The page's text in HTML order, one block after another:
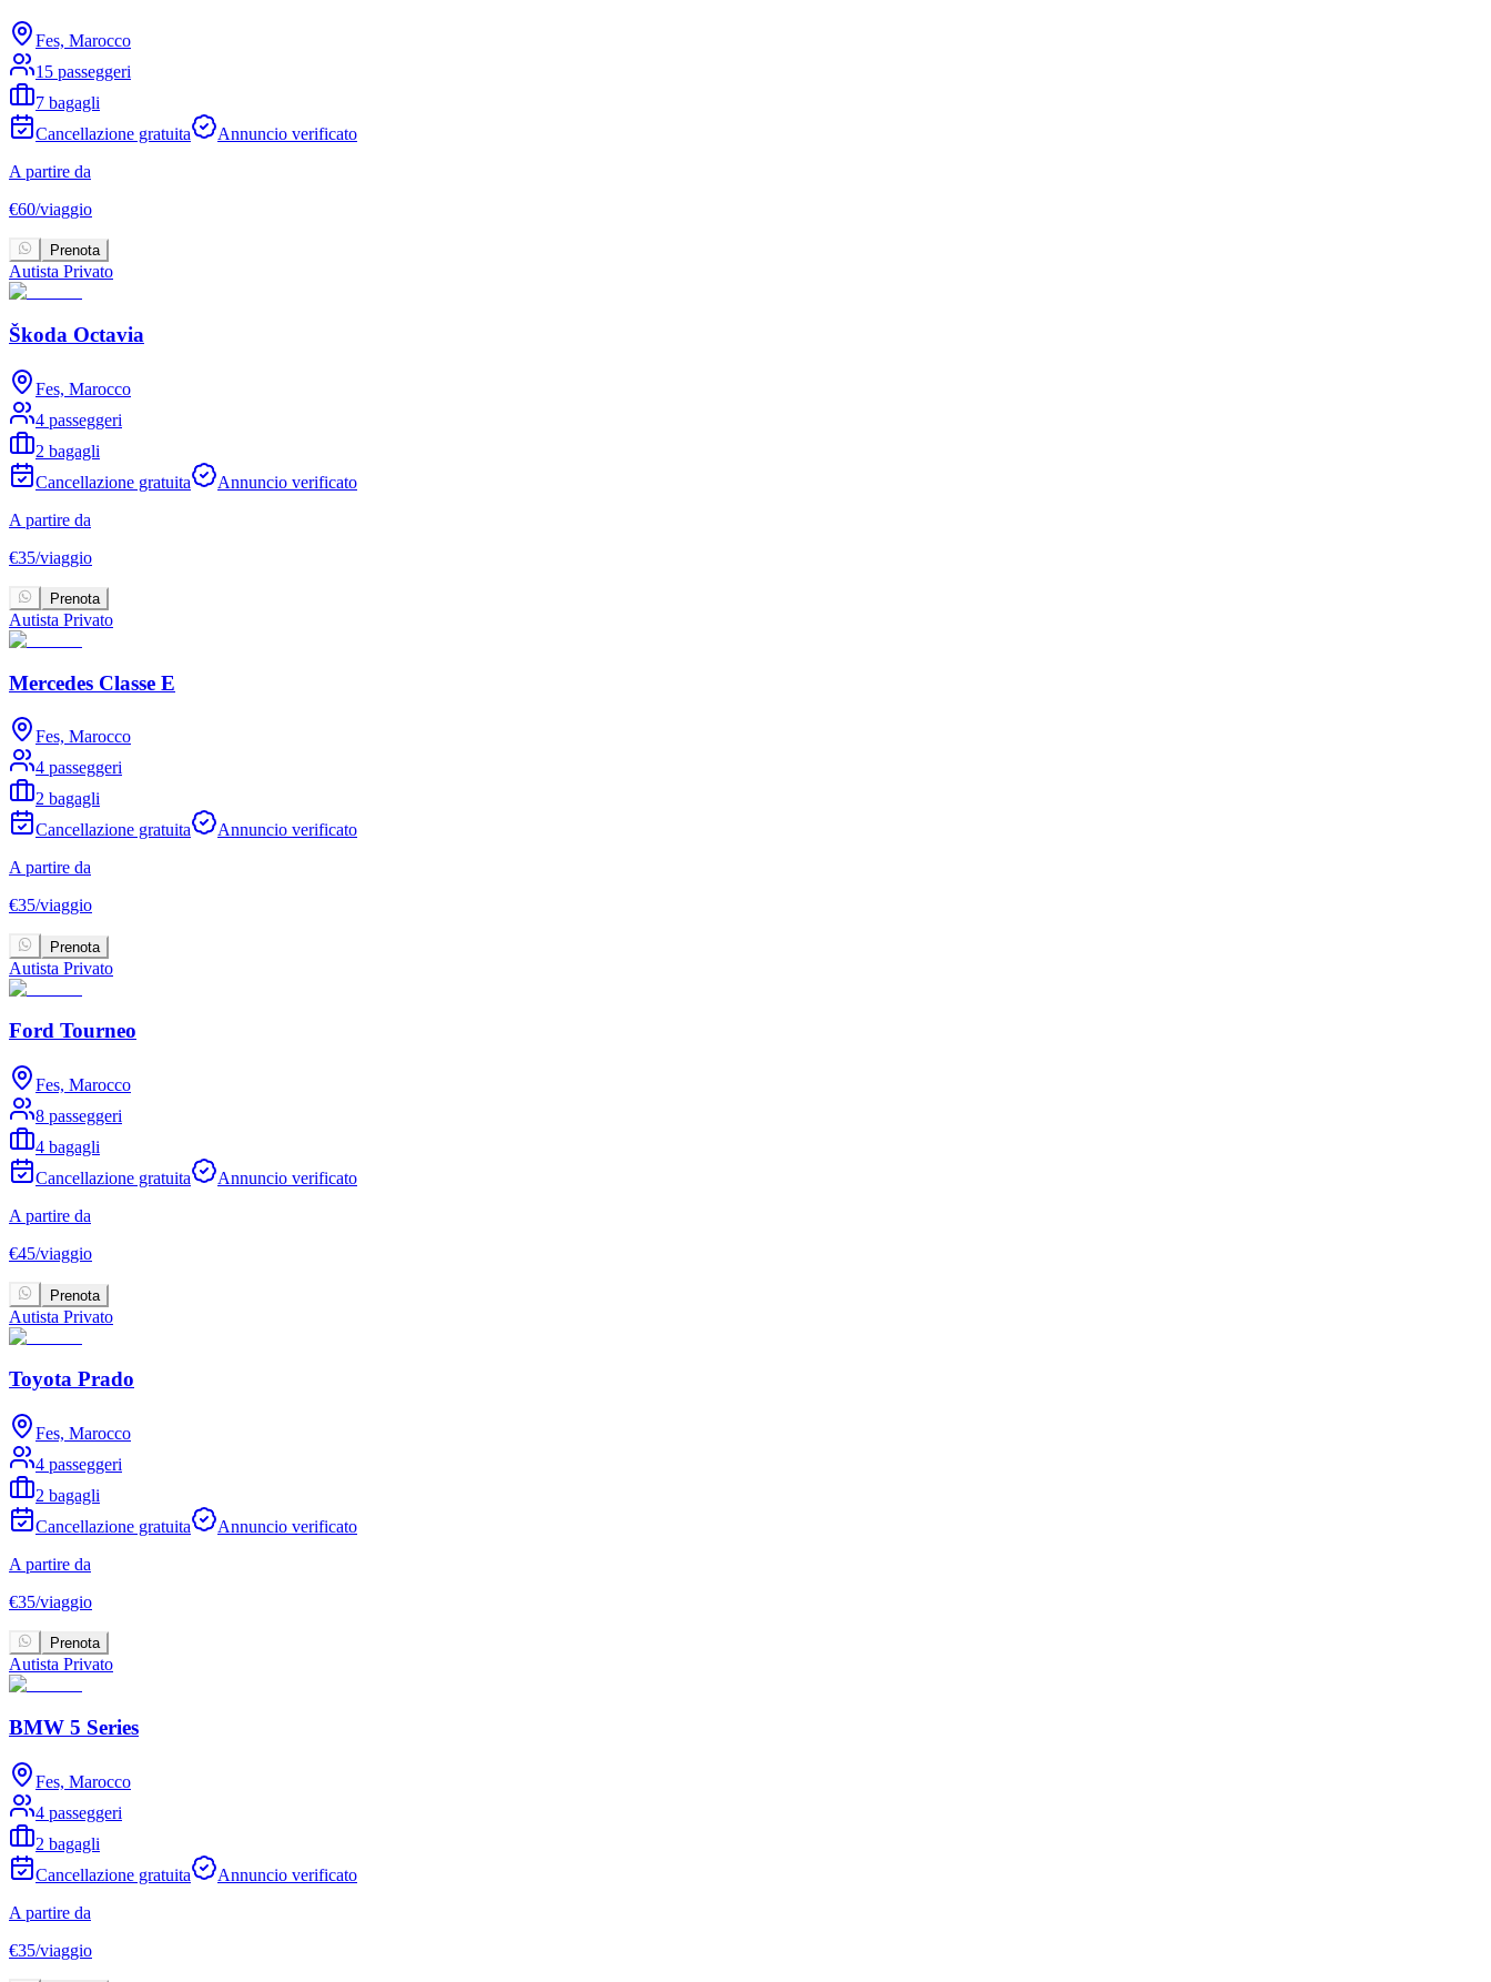
Fes, Marocco
15 passeggeri
7 bagagli
Cancellazione gratuita
Annuncio verificato
A partire da
€60/viaggio
Prenota
Autista Privato
Škoda Octavia
Fes, Marocco
4 passeggeri
2 bagagli
Cancellazione gratuita
Annuncio verificato
A partire da
€35/viaggio
Prenota
Autista Privato
Mercedes Classe E
Fes, Marocco
4 passeggeri
2 bagagli
Cancellazione gratuita
Annuncio verificato
A partire da
€35/viaggio
Prenota
Autista Privato
Ford Tourneo
Fes, Marocco
8 passeggeri
4 bagagli
Cancellazione gratuita
Annuncio verificato
A partire da
€45/viaggio
Prenota
Autista Privato
Toyota Prado
Fes, Marocco
4 passeggeri
2 bagagli
Cancellazione gratuita
Annuncio verificato
A partire da
€35/viaggio
Prenota
Autista Privato
BMW 5 Series
Fes, Marocco
4 passeggeri
2 bagagli
Cancellazione gratuita
Annuncio verificato
A partire da
€35/viaggio